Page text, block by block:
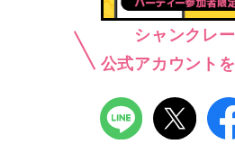
シャンクレ
公式アカウント